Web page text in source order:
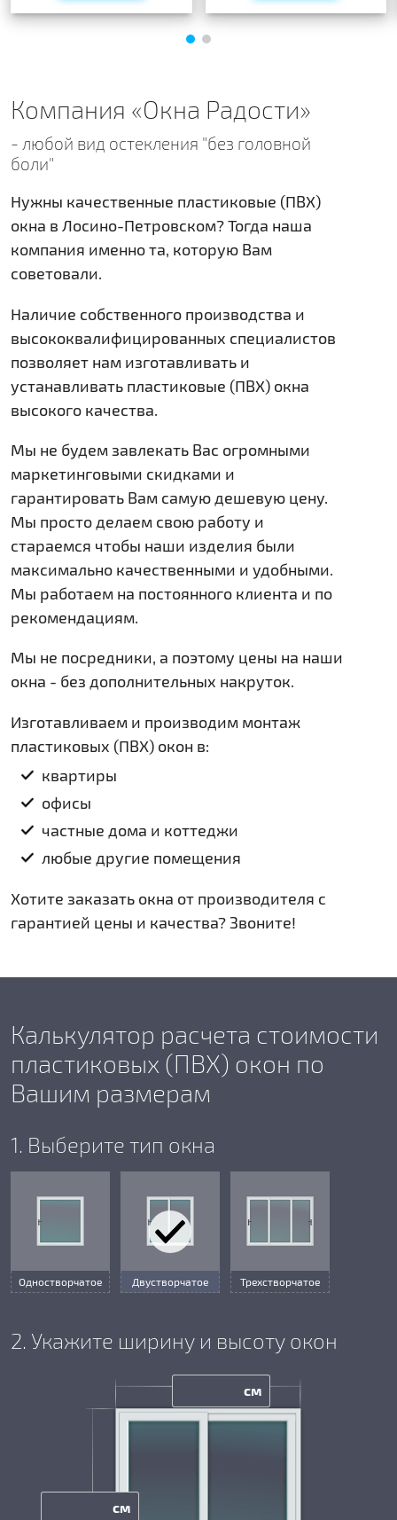
подробнее подробнее
Компания «Окна Радости»
- любой вид остекления "без головной
боли"
Нужны качественные пластиковые (ПВХ)
окна в Лосино-Петровском? Тогда наша
компания именно та, которую Вам
советовали.
Наличие собственного производства и
высококвалифицированных специалистов
позволяет нам изготавливать и
устанавливать пластиковые (ПВХ) окна
высокого качества.
Мы не будем завлекать Вас огромными
маркетинговыми скидками и
гарантировать Вам самую дешевую цену.
Мы просто делаем свою работу и
стараемся чтобы наши изделия были
максимально качественными и удобными.
Мы работаем на постоянного клиента и по
рекомендациям.
Мы не посредники, а поэтому цены на наши
окна - без дополнительных накруток.
Изготавливаем и производим монтаж
пластиковых (ПВХ) окон в:
квартиры
офисы
частные дома и коттеджи
любые другие помещения
Хотите заказать окна от производителя с
гарантией цены и качества? Звоните!
Калькулятор расчета стоимости
пластиковых (ПВХ) окон по
Вашим размерам
1. Выберите тип окна
Одностворчатое Двустворчатое Трехстворчатое
2. Укажите ширину и высоту окон
см
см